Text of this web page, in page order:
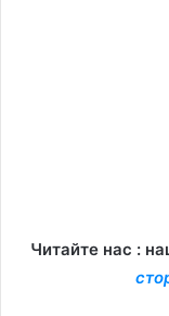
Читайте нас :